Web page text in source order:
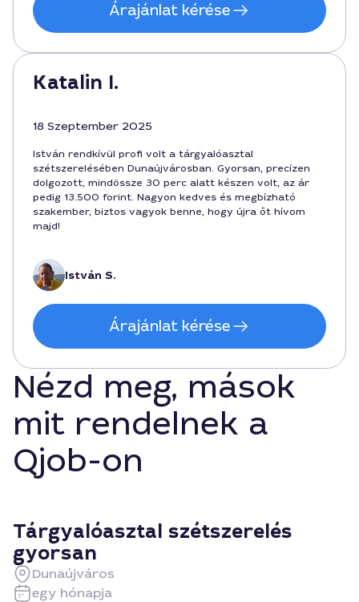
Árajánlat kérése
Katalin I.
18 Szeptember 2025
István rendkívül profi volt a tárgyalóasztal
szétszerelésében Dunaújvárosban. Gyorsan, precízen
dolgozott, mindössze 30 perc alatt készen volt, az ár
pedig 13.500 forint. Nagyon kedves és megbízható
szakember, biztos vagyok benne, hogy újra őt hívom
majd!
István S.
Árajánlat kérése
Nézd meg, mások
mit rendelnek a
Qjob-on
Tárgyalóasztal szétszerelés
gyorsan
Dunaújváros
egy hónapja